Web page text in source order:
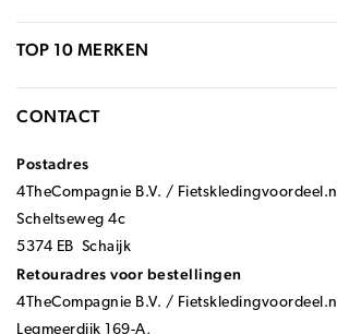
TOP 10 MERKEN
CONTACT
Postadres
4TheCompagnie B.V. / Fietskledingvoordeel.nl
Scheltseweg 4c
5374 EB Schaijk
Retouradres voor bestellingen
4TheCompagnie B.V. / Fietskledingvoordeel.nl
Legmeerdijk 169-A,